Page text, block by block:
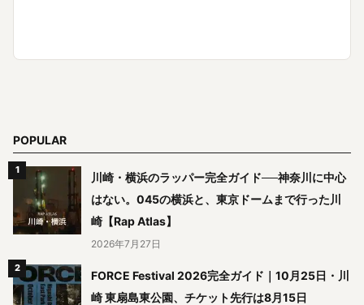
POPULAR
川崎・横浜のラッパー完全ガイド──神奈川に中心
はない。045の横浜と、東京ドームまで行った川
崎【Rap Atlas】
2026年7月27日
FORCE Festival 2026完全ガイド｜10月25日・川
崎 東扇島東公園、チケット先行は8月15日